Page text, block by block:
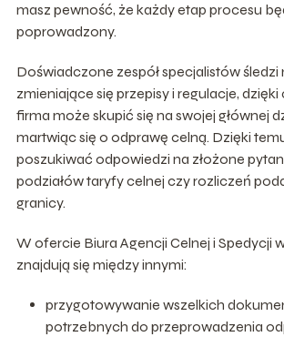
masz pewność, że każdy etap procesu
poprowadzony.
Doświadczone zespół specjalistów
zmieniające się przepisy i regulacje, dzięki
firma może skupić się na swojej głównej
martwiąc się o odprawę celną. Dzięki
poszukiwać odpowiedzi na złożone
podziałów taryfy celnej czy rozliczeń
granicy.
W ofercie Biura Agencji Celnej i Spedycji
znajdują się między innymi:
przygotowywanie wszelkich
potrzebnych do przeprowadzenia